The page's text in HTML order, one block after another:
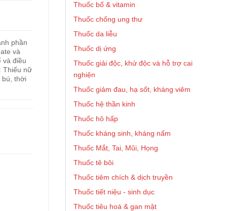
Thuốc bổ & vitamin
Thuốc chống ung thư
Thuốc da liễu
Thuốc dị ứng
Thuốc giải độc, khử độc và hỗ trợ cai
nghiện
Thuốc giảm đau, hạ sốt, kháng viêm
Thuốc hệ thần kinh
Thuốc hô hấp
Thuốc kháng sinh, kháng nấm
Thuốc Mắt, Tai, Mũi, Họng
Thuốc tê bôi
Thuốc tiêm chích & dịch truyền
Thuốc tiết niệu - sinh dục
Thuốc tiêu hoá & gan mật
phần
và
và điều
Thiếu nữ
bú, thời